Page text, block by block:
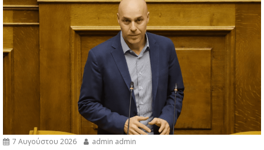
7 Αυγούστου 2026 admin admin